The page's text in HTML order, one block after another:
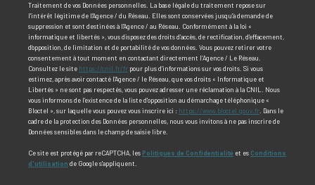
Traitement de vos Données personnelles. La base légale du traitement repose sur
l'intérêt légitime de l'Agence / du Réseau. Elles sont conservées jusqu'à demande de
suppression et sont destinées à l'Agence / au Réseau. Conformément à la loi «
informatique et libertés », vous disposez des droits d’accès, de rectification, d’effacement,
d’opposition, de limitation et de portabilité de vos données. Vous pouvez retirer votre
consentement à tout moment en contactant directement l’Agence / Le Réseau.
Consultez le site https://cnil.fr/fr pour plus d’informations sur vos droits. Si vous
estimez, après avoir contacté l'Agence / le Réseau, que vos droits « Informatique et
Libertés » ne sont pas respectés, vous pouvez adresser une réclamation à la CNIL. Nous
vous informons de l’existence de la liste d'opposition au démarchage téléphonique «
Bloctel », sur laquelle vous pouvez vous inscrire ici : https://www.bloctel.gouv.fr . Dans le
cadre de la protection des Données personnelles, nous vous invitons à ne pas inscrire de
Données sensibles dans le champ de saisie libre.
Ce site est protégé par reCAPTCHA, les Politiques de Confidentialité et es Conditions
d'utilisation de Google s'appliquent.